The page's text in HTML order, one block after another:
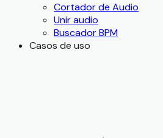
Cortador de Audio
Unir audio
Buscador BPM
Casos de uso